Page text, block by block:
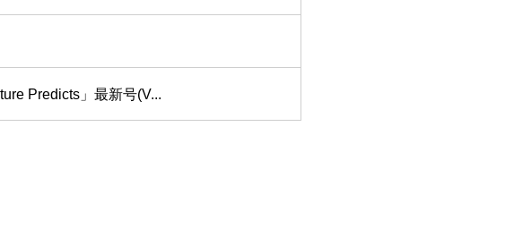
Predicts」最新号(V...